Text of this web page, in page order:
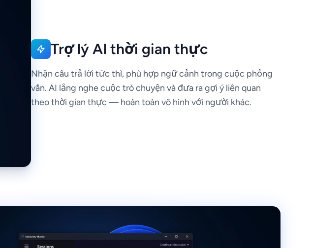
Trợ lý AI thời gian thực
Nhận câu trả lời tức thì, phù hợp ngữ cảnh trong cuộc phỏng
vấn. AI lắng nghe cuộc trò chuyện và đưa ra gợi ý liên quan
theo thời gian thực — hoàn toàn vô hình với người khác.